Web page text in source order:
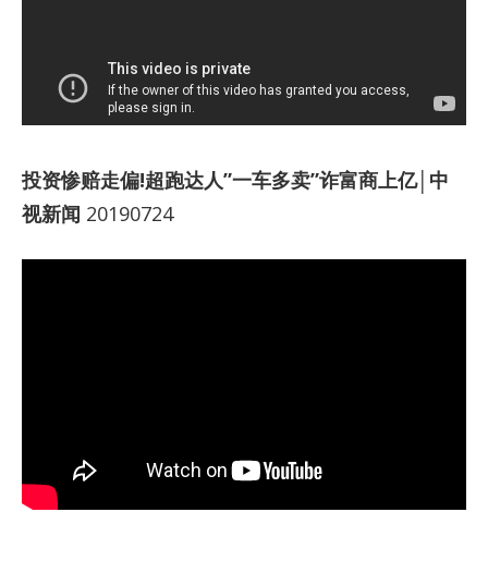
投资惨赔走偏!超跑达人”一车多卖”诈富商上亿│中
视新闻 20190724